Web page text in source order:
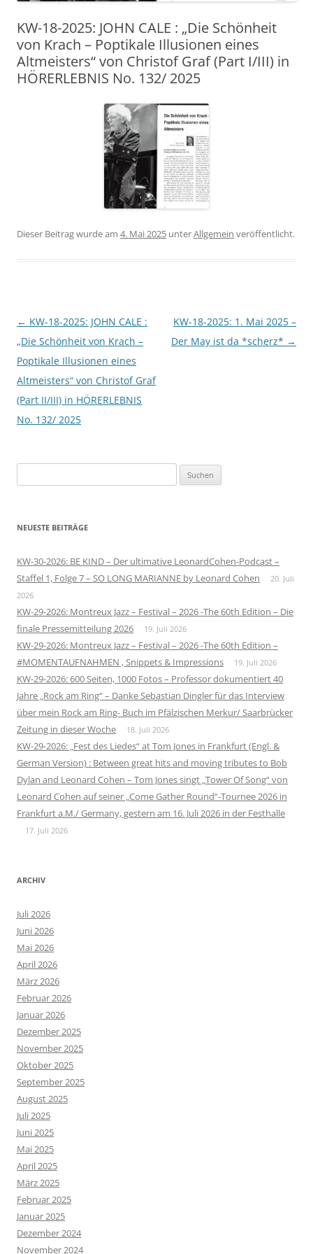
KW-18-2025: JOHN CALE : „Die Schönheit
von Krach – Poptikale Illusionen eines
Altmeisters“ von Christof Graf (Part I/III) in
HÖRERLEBNIS No. 132/ 2025
Dieser Beitrag wurde am 4. Mai 2025 unterAllgemein veröffentlicht.
Beitragsnavigation
← KW-18-2025: JOHN CALE :
„Die Schönheit von Krach –
Poptikale Illusionen eines
Altmeisters“ von Christof Graf
(Part II/III) in HÖRERLEBNIS
No. 132/ 2025
KW-18-2025: 1. Mai 2025 –
Der May ist da *scherz* →
nach:
NEUESTE BEITRÄGE
KW-30-2026: BE KIND – Der ultimative LeonardCohen-Podcast –
Staffel 1, Folge 7 – SO LONG MARIANNE by Leonard Cohen
20. Juli
2026
KW-29-2026: Montreux Jazz – Festival – 2026 -The 60th Edition – Die
finale Pressemitteilung 2026
19. Juli 2026
KW-29-2026: Montreux Jazz – Festival – 2026 -The 60th Edition –
#MOMENTAUFNAHMEN , Snippets & Impressions
19. Juli 2026
KW-29-2026: 600 Seiten, 1000 Fotos – Professor dokumentiert 40
Jahre „Rock am Ring“ – Danke Sebastian Dingler für das Interview
über mein Rock am Ring- Buch im Pfälzischen Merkur/ Saarbrücker
Zeitung in dieser Woche
18. Juli 2026
KW-29-2026: „Fest des Liedes“ at Tom Jones in Frankfurt (Engl. &
German Version) : Between great hits and moving tributes to Bob
Dylan and Leonard Cohen – Tom Jones singt „Tower Of Song“ von
Leonard Cohen auf seiner „Come Gather Round“-Tournee 2026 in
Frankfurt a.M./ Germany, gestern am 16. Juli 2026 in der Festhalle
17. Juli 2026
ARCHIV
Juli 2026
Juni 2026
Mai 2026
April 2026
März 2026
Februar 2026
Januar 2026
Dezember 2025
November 2025
Oktober 2025
September 2025
August 2025
Juli 2025
Juni 2025
Mai 2025
April 2025
März 2025
Februar 2025
Januar 2025
Dezember 2024
November 2024